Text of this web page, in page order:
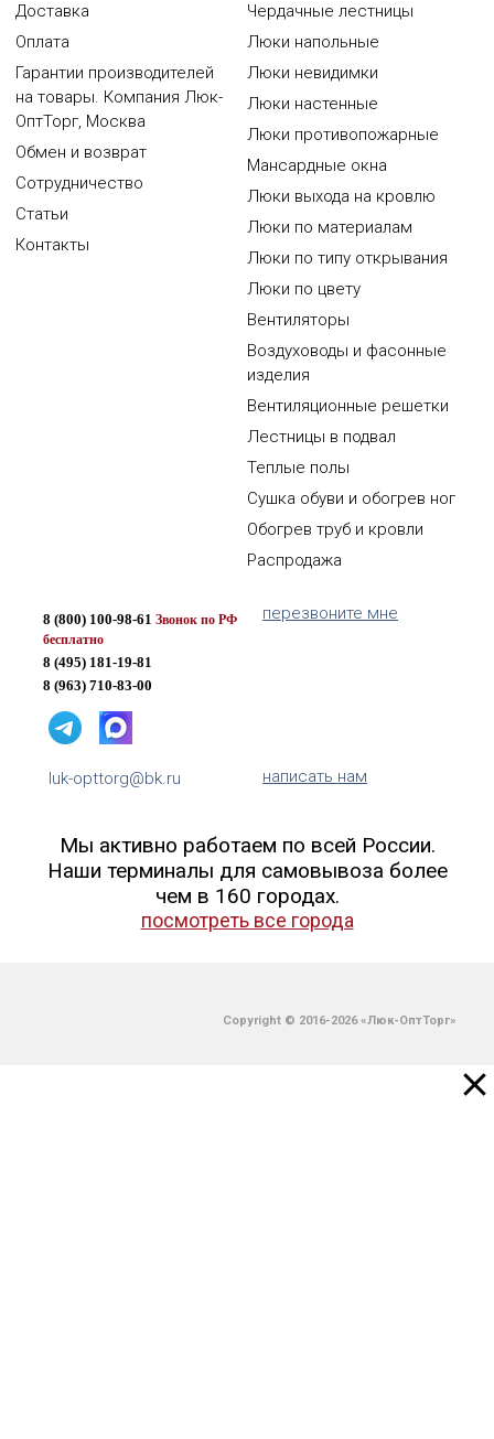
Доставка
Оплата
Гарантии производителей
на товары. Компания Люк-
ОптТорг, Москва
Обмен и возврат
Сотрудничество
Статьи
Контакты
Чердачные лестницы
Люки напольные
Люки невидимки
Люки настенные
Люки противопожарные
Мансардные окна
Люки выхода на кровлю
Люки по материалам
Люки по типу открывания
Люки по цвету
Вентиляторы
Воздуховоды и фасонные
изделия
Вентиляционные решетки
Лестницы в подвал
Теплые полы
Сушка обуви и обогрев ног
Обогрев труб и кровли
Распродажа
8 (800) 100-98-61 Звонок по РФ
бесплатно
8 (495) 181-19-81
8 (963) 710-83-00
перезвоните мне
luk-opttorg@bk.ru написать нам
Мы активно работаем по всей России.
Наши терминалы для самовывоза более
чем в 160 городах.
посмотреть все города
Copyright © 2016-2026 «Люк-ОптТорг»